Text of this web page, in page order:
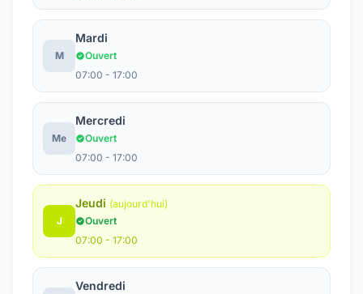
M
Mardi
Ouvert
07:00 - 17:00
Me
Mercredi
Ouvert
07:00 - 17:00
J
Jeudi (aujourd'hui)
Ouvert
07:00 - 17:00
Vendredi